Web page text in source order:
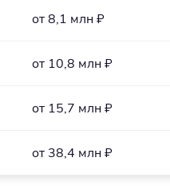
от 8,1 млн ₽
от 10,8 млн ₽
от 15,7 млн ₽
от 38,4 млн ₽